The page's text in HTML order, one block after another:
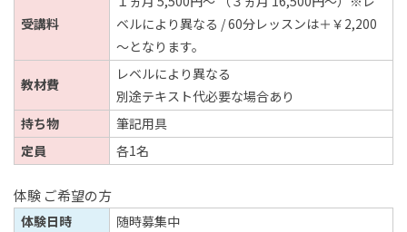
受講料
ベルにより異なる / 60分レッスンは＋￥2,200
～となります。
教材費
レベルにより異なる
別途テキスト代必要な場合あり
持ち物
筆記用具
定員
各1名
体験 ご希望の方
体験日時
随時募集中